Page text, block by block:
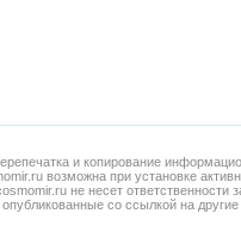
и копирование
возможна при установке
не несет ответственности
со ссылкой на